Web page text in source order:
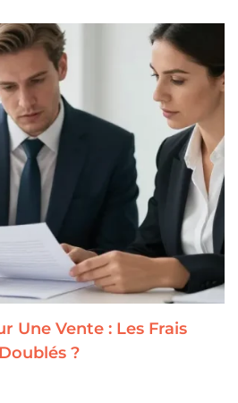
Une Vente : Les Frais
?